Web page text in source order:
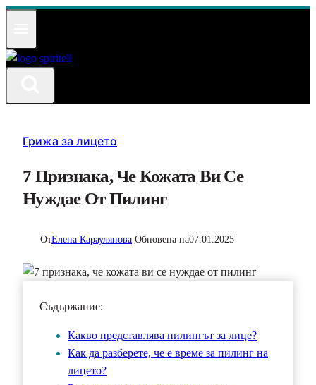
Към
Грижа за лицето
7 Признака, Че Кожата Ви Се
Нуждае От Пилинг
ОтЕлена Караулянова Обновена на07.01.2025
Съдържание:
Какво представлява пилингът за лице?
Как да разберете, че е време за пилинг на
лицето?